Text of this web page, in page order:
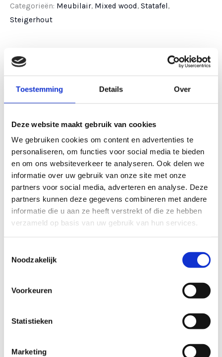
Toestemming Details Over
Deze website maakt gebruik van cookies
We gebruiken cookies om content en advertenties te
personaliseren, om functies voor social media te bieden
en om ons websiteverkeer te analyseren. Ook delen we
informatie over uw gebruik van onze site met onze
partners voor social media, adverteren en analyse. Deze
partners kunnen deze gegevens combineren met andere
informatie die u aan ze heeft verstrekt of die ze hebben
verzameld op basis van uw gebruik van hun services.
Noodzakelijk
Voorkeuren
Statistieken
Marketing
Categorieën: Meubilair, Mixed wood , Statafel ,
Steigerhout
Gerelateerde producten
Stackchair
€2,65 excl. BTW
AAN
Statafel
steigerhout mixed